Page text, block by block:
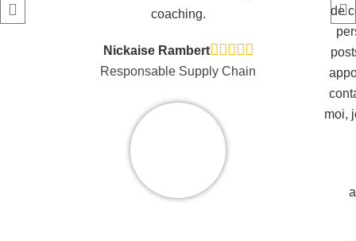
coaching.
Nickaise Rambert
Responsable Supply Chain
de
moi,